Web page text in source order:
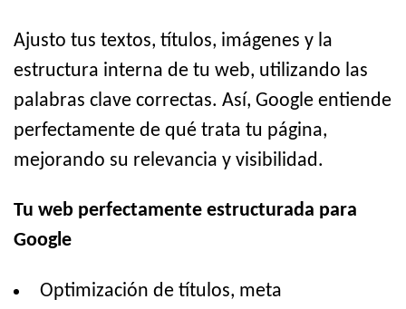
Ajusto tus textos, títulos, imágenes y la
estructura interna de tu web, utilizando las
palabras clave correctas. Así, Google entiende
perfectamente de qué trata tu página,
mejorando su relevancia y visibilidad.
Tu web perfectamente estructurada para
Google
Optimización de títulos, meta